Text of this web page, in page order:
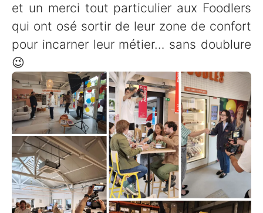
et un merci tout particulier aux Foodlers
qui ont osé sortir de leur zone de confort
pour incarner leur métier… sans doublure
😉